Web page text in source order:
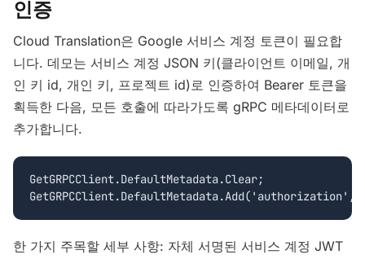
인증
Cloud Translation은 Google 서비스 계정 토큰이 필요합
니다. 데모는 서비스 계정 JSON 키(클라이언트 이메일, 개
인 키 id, 개인 키, 프로젝트 id)로 인증하여 Bearer 토큰을
획득한 다음, 모든 호출에 따라가도록 gRPC 메타데이터로
추가합니다.
GetGRPCClient.DefaultMetadata.Clear;
한 가지 주목할 세부 사항: 자체 서명된 서비스 계정 JWT